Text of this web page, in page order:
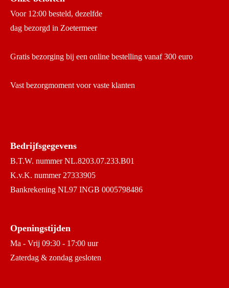
Voor 12:00 besteld, dezelfde
dag bezorgd in Zoetermeer
Gratis bezorging bij een online bestelling vanaf 300 euro
Vast bezorgmoment voor vaste klanten
Bedrijfsgegevens
B.T.W. nummer NL.8203.07.233.B01
K.v.K. nummer 27333905
Bankrekening NL97 INGB 0005798486
Openingstijden
Ma - Vrij 09:30 - 17:00 uur
Zaterdag & zondag gesloten